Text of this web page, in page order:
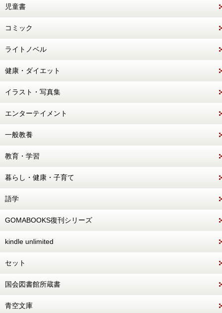
児童書
コミック
ライトノベル
健康・ダイエット
イラスト・写真集
エンターテイメント
一般教養
教育・学習
暮らし・健康・子育て
語学
GOMABOOKS復刊シリーズ
kindle unlimited
セット
国会図書館所蔵書
青空文庫